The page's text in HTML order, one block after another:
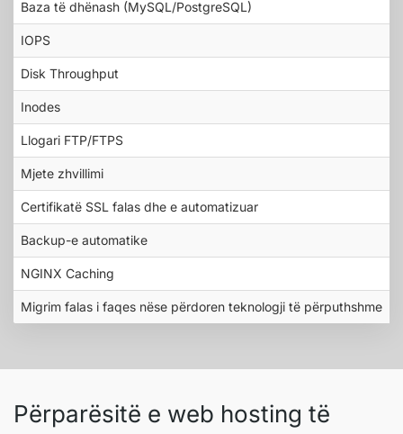
Baza të dhënash (MySQL/PostgreSQL)
IOPS
Disk Throughput
Inodes
Llogari FTP/FTPS
Mjete zhvillimi
Certifikatë SSL falas dhe e automatizuar
Backup-e automatike
NGINX Caching
Migrim falas i faqes nëse përdoren teknologji të përputhshme
Përparësitë e web hosting të